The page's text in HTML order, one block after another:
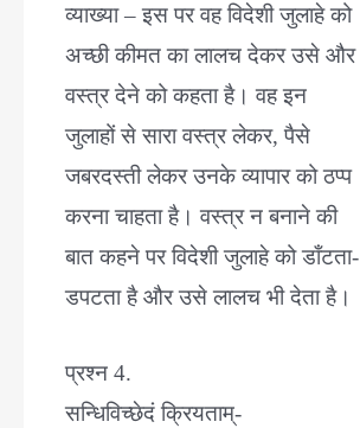
व्याख्या – इस पर वह विदेशी जुलाहे को
अच्छी कीमत का लालच देकर उसे और
वस्त्र देने को कहता है। वह इन
जुलाहों से सारा वस्त्र लेकर, पैसे
जबरदस्ती लेकर उनके व्यापार को ठप्प
करना चाहता है। वस्त्र न बनाने की
बात कहने पर विदेशी जुलाहे को डाँटता-
डपटता है और उसे लालच भी देता है।
प्रश्न 4.
सन्धिविच्छेदं क्रियताम्-